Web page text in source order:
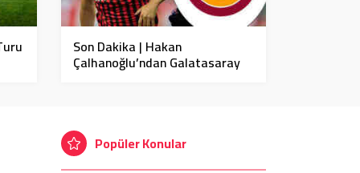
Son Dakika | Hakan
Çalhanoğlu’ndan Galatasaray
Popüler Konular